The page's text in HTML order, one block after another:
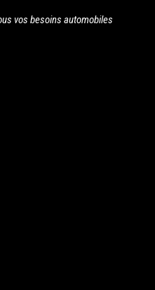
vos besoins automobiles